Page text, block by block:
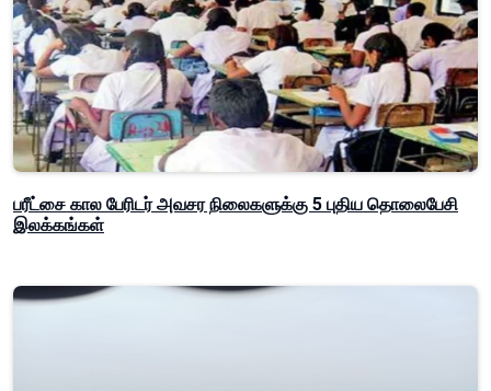
பரீட்சை கால பேரிடர் அவசர நிலைகளுக்கு 5 புதிய தொலைபேசி
இலக்கங்கள்